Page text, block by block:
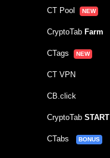
CT Pool NEW
CryptoTab Farm
CTags NEW
CT VPN
CB.click
CryptoTab START
CTabs BONUS